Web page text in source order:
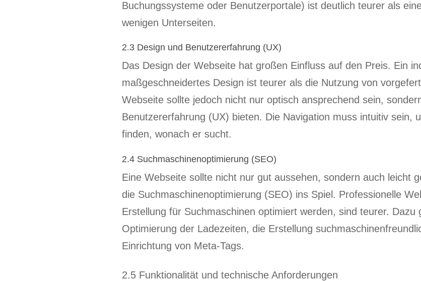
Buchungssysteme oder Benutzerportale) ist deutlich teurer als
wenigen Unterseiten.
2.3 Design und Benutzererfahrung (UX)
Das Design der Webseite hat großen Einfluss auf den Preis. Ein
maßgeschneidertes Design ist teurer als die Nutzung von
Webseite sollte jedoch nicht nur optisch ansprechend sein,
Benutzererfahrung (UX) bieten. Die Navigation muss intuitiv sein,
finden, wonach er sucht.
2.4 Suchmaschinenoptimierung (SEO)
Eine Webseite sollte nicht nur gut aussehen, sondern auch leicht
die Suchmaschinenoptimierung (SEO) ins Spiel. Professionelle
Erstellung für Suchmaschinen optimiert werden, sind teurer. Dazu
Optimierung der Ladezeiten, die Erstellung
Einrichtung von Meta-Tags.
2.5 Funktionalität und technische Anforderungen